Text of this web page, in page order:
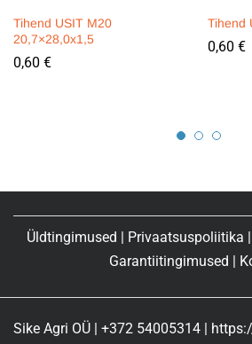
Tihend USIT M20
20,7×28,0x1,5
0,60 €
Tihend
0,60 €
Üldtingimused Privaatsuspoliitika
Garantiitingimused
Sike Agri OÜ | +372 54005314 |